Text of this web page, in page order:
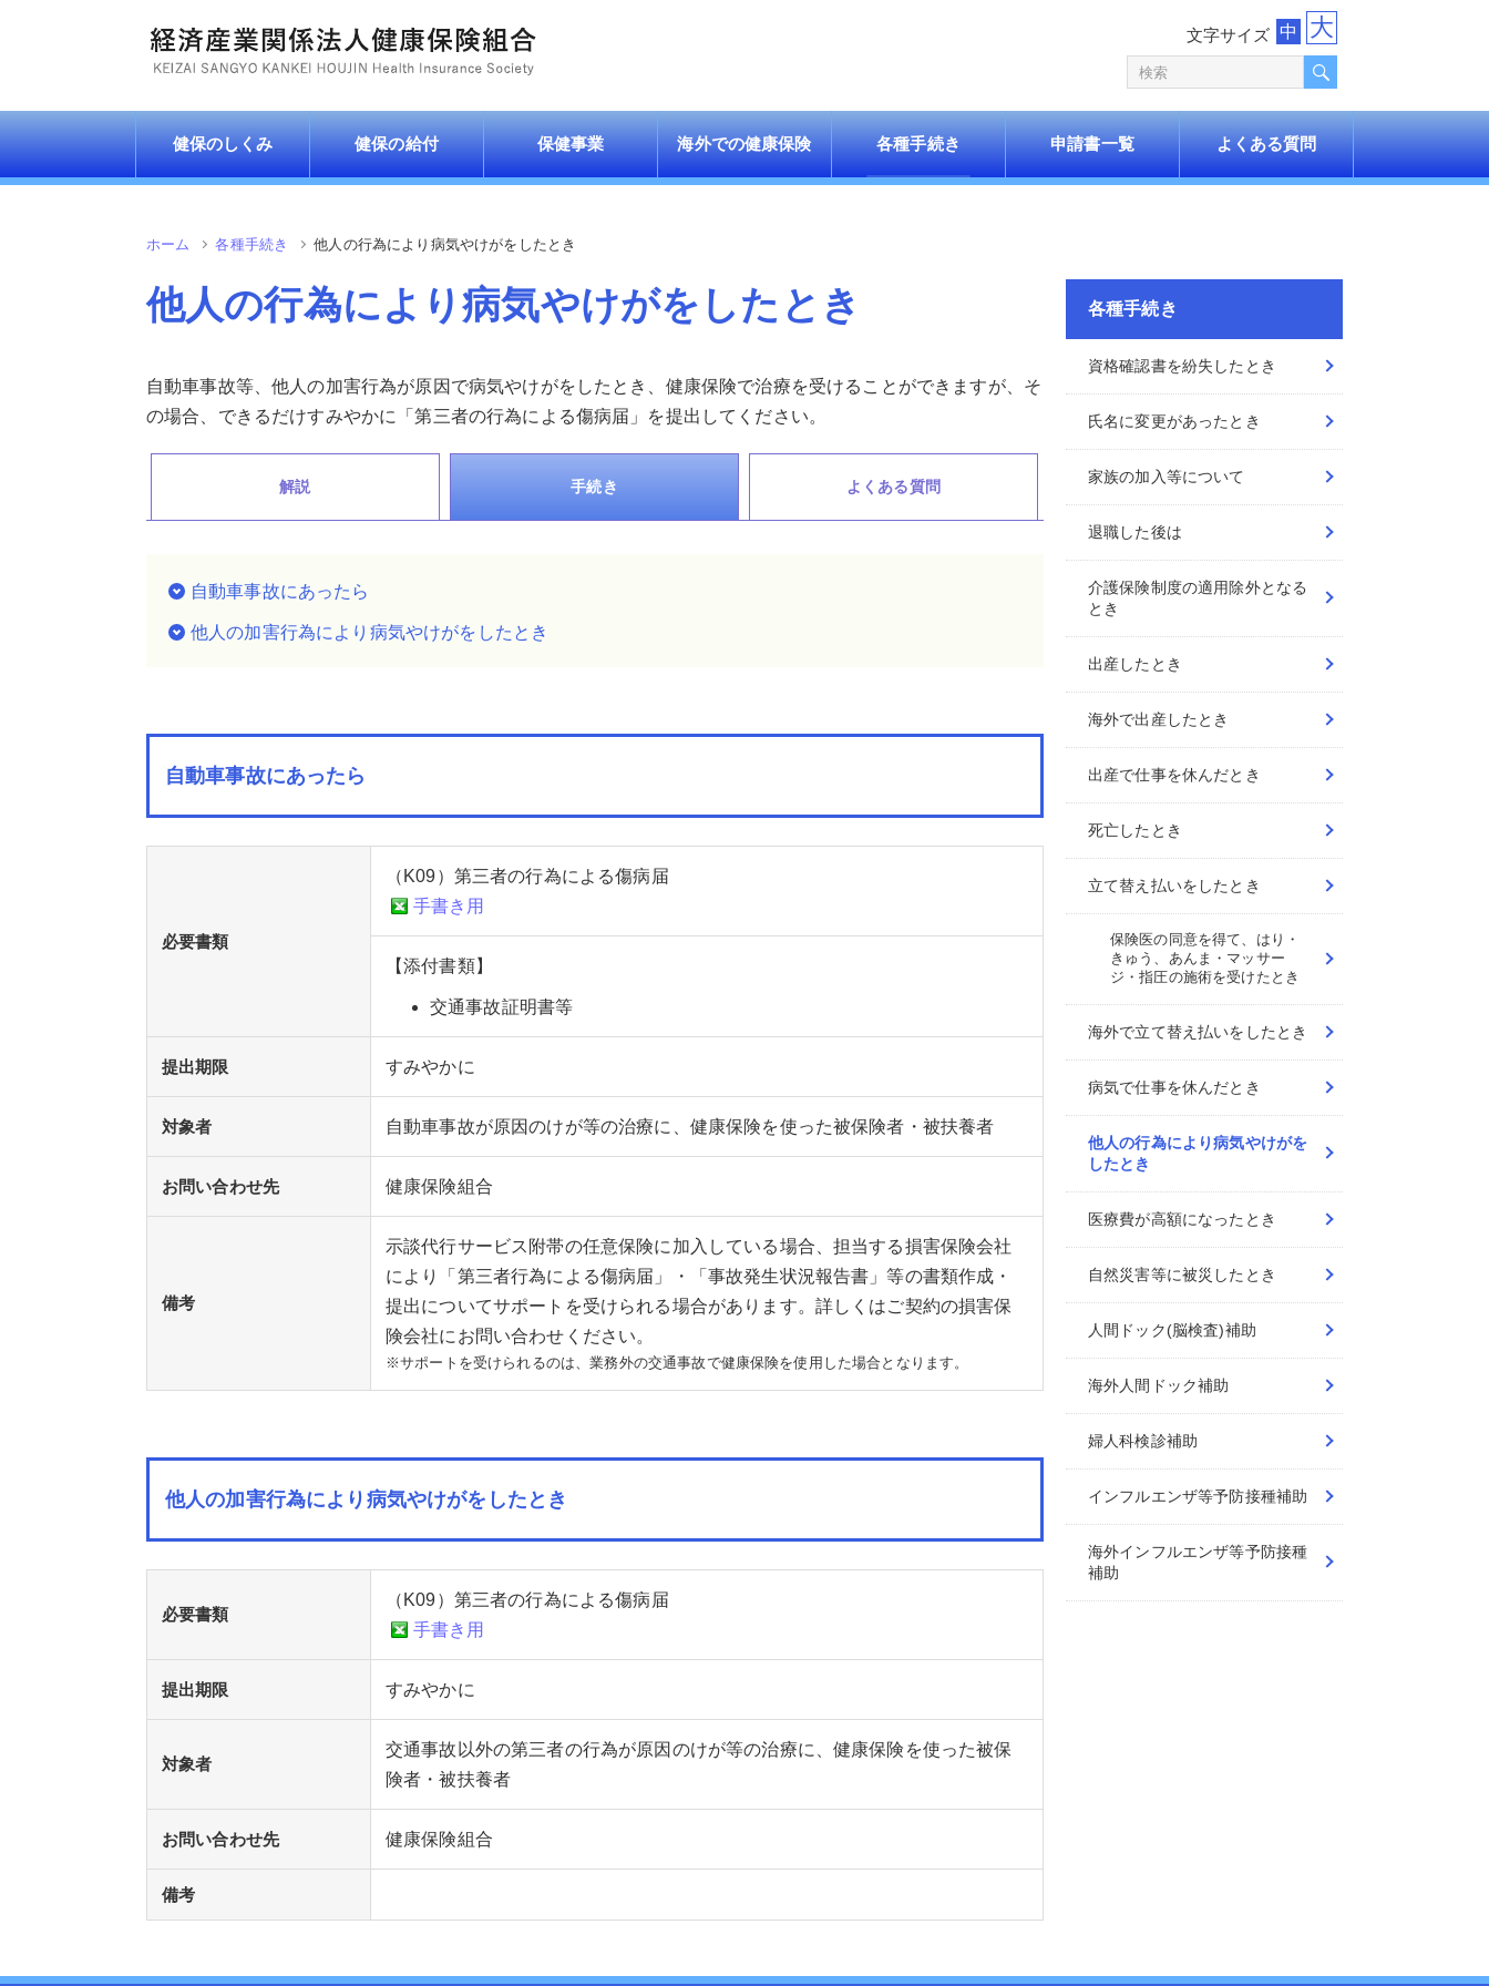
文字サイズ 中 大
健保のしくみ 健保の給付 保健事業 海外での健康保険 各種手続き 申請書一覧 よくある質問
ホーム 各種手続き 他人の行為により病気やけがをしたとき
他人の行為により病気やけがをしたとき
自動車事故等、他人の加害行為が原因で病気やけがをしたとき、健康保険で治療を受けることができますが、そ
の場合、できるだけすみやかに「第三者の行為による傷病届」を提出してください。
解説 手続き よくある質問
自動車事故にあったら
他人の加害行為により病気やけがをしたとき
自動車事故にあったら
必要書類
（K09）第三者の行為による傷病届
手書き用
【添付書類】
交通事故証明書等
提出期限 すみやかに
対象者 自動車事故が原因のけが等の治療に、健康保険を使った被保険者・被扶養者
お問い合わせ先 健康保険組合
備考
示談代行サービス附帯の任意保険に加入している場合、担当する損害保険会社
により「第三者行為による傷病届」・「事故発生状況報告書」等の書類作成・
提出についてサポートを受けられる場合があります。詳しくはご契約の損害保
険会社にお問い合わせください。
※サポートを受けられるのは、業務外の交通事故で健康保険を使用した場合となります。
他人の加害行為により病気やけがをしたとき
必要書類
（K09）第三者の行為による傷病届
手書き用
提出期限 すみやかに
対象者
交通事故以外の第三者の行為が原因のけが等の治療に、健康保険を使った被保
険者・被扶養者
お問い合わせ先 健康保険組合
備考
各種手続き
資格確認書を紛失したとき
氏名に変更があったとき
家族の加入等について
退職した後は
介護保険制度の適用除外となる
とき
出産したとき
海外で出産したとき
出産で仕事を休んだとき
死亡したとき
立て替え払いをしたとき
保険医の同意を得て、はり・
きゅう、あんま・マッサー
ジ・指圧の施術を受けたとき
海外で立て替え払いをしたとき
病気で仕事を休んだとき
他人の行為により病気やけがを
したとき
医療費が高額になったとき
自然災害等に被災したとき
人間ドック(脳検査)補助
海外人間ドック補助
婦人科検診補助
インフルエンザ等予防接種補助
海外インフルエンザ等予防接種
補助